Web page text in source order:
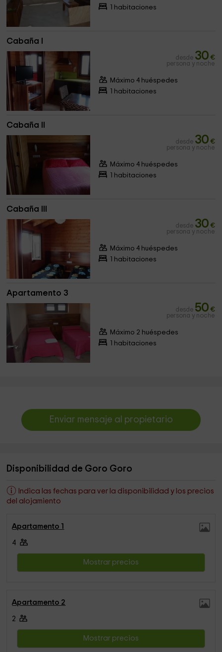
1 habitaciones
Cabaña I
desde 30 €
persona y noche
Máximo 4 huéspedes
1 habitaciones
Cabaña II
desde 30 €
persona y noche
Máximo 4 huéspedes
1 habitaciones
Cabaña III
desde 30 €
persona y noche
Máximo 4 huéspedes
1 habitaciones
Apartamento 3
desde 50 €
persona y noche
Máximo 2 huéspedes
1 habitaciones
Enviar mensaje al propietario
Disponibilidad de Goro Goro
Indica las fechas para ver la disponibilidad y los precios
del alojamiento
Apartamento 1
4
Mostrar precios
Apartamento 2
2
Mostrar precios